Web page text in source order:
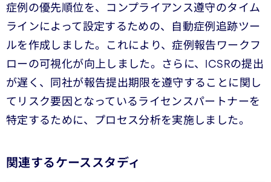
症例の優先順位を、コンプライアンス遵守のタイム
ラインによって設定するための、自動症例追跡ツー
ルを作成しました。これにより、症例報告ワークフ
ローの可視化が向上しました。さらに、ICSRの提出
が遅く、同社が報告提出期限を遵守することに関し
てリスク要因となっているライセンスパートナーを
特定するために、プロセス分析を実施しました。
関連するケーススタディ